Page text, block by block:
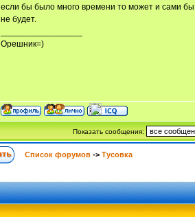
если бы было много времени то может и сами бы
не будет.
Орешник=)
Показать сообщения:
Список форумов -> Тусовка